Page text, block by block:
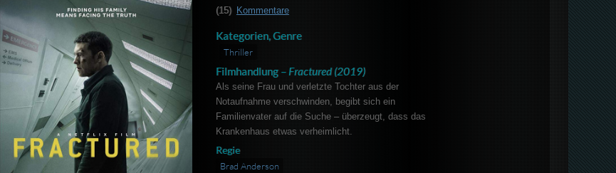
(15) Kommentare
Kategorien, Genre
Thriller
Filmhandlung – Fractured (2019)
Als seine Frau und verletzte Tochter aus der
Notaufnahme verschwinden, begibt sich ein
Familienvater auf die Suche – überzeugt, dass das
Krankenhaus etwas verheimlicht.
Regie
Brad Anderson